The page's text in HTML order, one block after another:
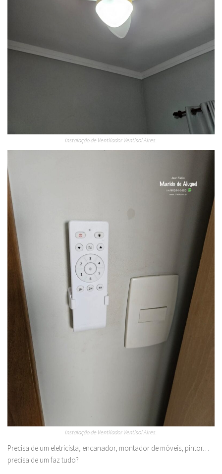
Instalação de Ventilador Ventisol Aires.
Instalação de Ventilador Ventisol Aires.
Precisa de um eletricista, encanador, montador de móveis, pintor…
precisa de um faz tudo?